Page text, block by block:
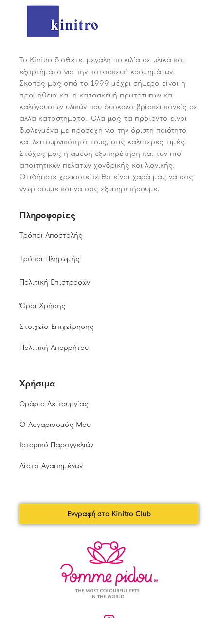
Το Kinitro διαθέτει μεγάλη ποικιλία σε υλικά και
εξαρτήματα για την κατασκευή κοσμημάτων.
Σκοπός μας από το 1999 μέχρι σήμερα είναι η
προμήθεια και η κατασκευή πρωτότυπων και
καλόγουστων υλικών που δύσκολα βρίσκει κανείς σε
άλλα καταστήματα. Όλα μας τα προϊόντα είναι
διαλεγμένα με προσοχή για την άριστη ποιότητα
και λειτουργικότητά τους, στις καλύτερες τιμές.
Στόχος μας η άμεση εξυπηρέτηση και των πιο
απαιτητικών πελατών χονδρικής και λιανικής.
Οτιδήποτε χρειαστείτε θα είναι χαρά μας να σας
γνωρίσουμε και να σας εξυπηρετήσουμε.
Πληροφορίες
Τρόποι Αποστολής
Τρόποι Πληρωμής
Πολιτική Επιστροφών
Όροι Χρήσης
Στοιχεία Επιχείρησης
Πολιτική Απορρήτου
Χρήσιμα
Ωράριο Λειτουργίας
Ο Λογαριασμός Μου
Ιστορικό Παραγγελιών
Λίστα Αγαπημένων
Εγγραφή στο Kinitro Club